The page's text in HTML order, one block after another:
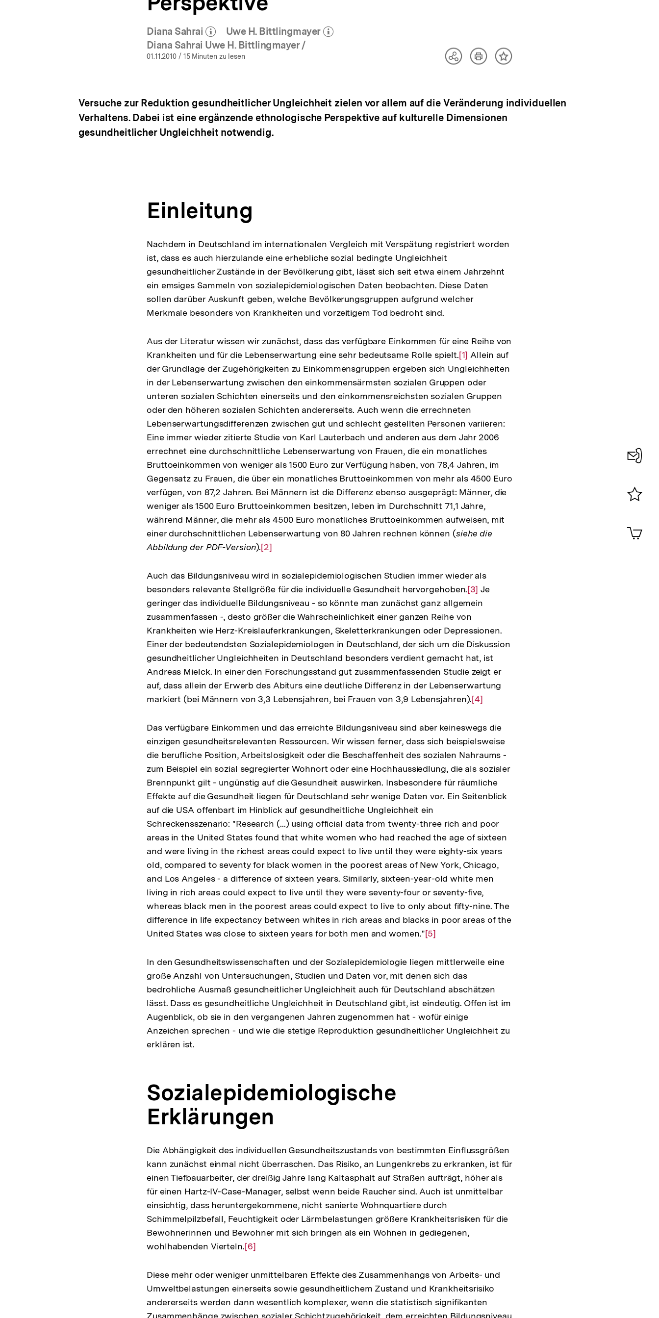
Diana Sahrai
(Mehr zum Autor)
öffnen
Uwe H. Bittlingmayer
(Mehr zum Autor)
Diana Sahrai Uwe H. Bittlingmayer /
01.11.2010 / 15 Minuten zu lesen
TeilenArtikelInhalt
Versuche zur Reduktion gesundheitlicher Ungleichheit zielen vor allem auf die Veränderung individuellen
Verhaltens. Dabei ist eine ergänzende ethnologische Perspektive auf kulturelle Dimensionen
gesundheitlicher Ungleichheit notwendig.
Einleitung
Nachdem in Deutschland im internationalen Vergleich mit Verspätung registriert worden
ist, dass es auch hierzulande eine erhebliche sozial bedingte Ungleichheit
gesundheitlicher Zustände in der Bevölkerung gibt, lässt sich seit etwa einem Jahrzehnt
ein emsiges Sammeln von sozialepidemiologischen Daten beobachten. Diese Daten
sollen darüber Auskunft geben, welche Bevölkerungsgruppen aufgrund welcher
Merkmale besonders von Krankheiten und vorzeitigem Tod bedroht sind.
Aus der Literatur wissen wir zunächst, dass das verfügbare Einkommen für eine Reihe von
Krankheiten und für die Lebenserwartung eine sehr bedeutsame Rolle spielt.Zur
Auflösung
der
Fußnote
[1] Allein auf
der Grundlage der Zugehörigkeiten zu Einkommensgruppen ergeben sich Ungleichheiten
in der Lebenserwartung zwischen den einkommensärmsten sozialen Gruppen oder
unteren sozialen Schichten einerseits und den einkommensreichsten sozialen Gruppen
oder den höheren sozialen Schichten andererseits. Auch wenn die errechneten
Lebenserwartungsdifferenzen zwischen gut und schlecht gestellten Personen variieren:
Eine immer wieder zitierte Studie von Karl Lauterbach und anderen aus dem Jahr 2006
errechnet eine durchschnittliche Lebenserwartung von Frauen, die ein monatliches
Bruttoeinkommen von weniger als 1500 Euro zur Verfügung haben, von 78,4 Jahren, im
Gegensatz zu Frauen, die über ein monatliches Bruttoeinkommen von mehr als 4500 Euro
verfügen, von 87,2 Jahren. Bei Männern ist die Differenz ebenso ausgeprägt: Männer, die
weniger als 1500 Euro Bruttoeinkommen besitzen, leben im Durchschnitt 71,1 Jahre,
während Männer, die mehr als 4500 Euro monatliches Bruttoeinkommen aufweisen, mit
einer durchschnittlichen Lebenserwartung von 80 Jahren rechnen können (siehe die
Abbildung der PDF-Version).Zur
der
Fußnote
[2]
Auch das Bildungsniveau wird in sozialepidemiologischen Studien immer wieder als
besonders relevante Stellgröße für die individuelle Gesundheit hervorgehoben.Zur
Auflösung
der
Fußnote
[3] Je
geringer das individuelle Bildungsniveau - so könnte man zunächst ganz allgemein
zusammenfassen -, desto größer die Wahrscheinlichkeit einer ganzen Reihe von
Krankheiten wie Herz-Kreislauferkrankungen, Skeletterkrankungen oder Depressionen.
Einer der bedeutendsten Sozialepidemiologen in Deutschland, der sich um die Diskussion
gesundheitlicher Ungleichheiten in Deutschland besonders verdient gemacht hat, ist
Andreas Mielck. In einer den Forschungsstand gut zusammenfassenden Studie zeigt er
auf, dass allein der Erwerb des Abiturs eine deutliche Differenz in der Lebenserwartung
markiert (bei Männern von 3,3 Lebensjahren, bei Frauen von 3,9 Lebensjahren).Zur
der
Fußnote
[4]
Das verfügbare Einkommen und das erreichte Bildungsniveau sind aber keineswegs die
einzigen gesundheitsrelevanten Ressourcen. Wir wissen ferner, dass sich beispielsweise
die berufliche Position, Arbeitslosigkeit oder die Beschaffenheit des sozialen Nahraums -
zum Beispiel ein sozial segregierter Wohnort oder eine Hochhaussiedlung, die als sozialer
Brennpunkt gilt - ungünstig auf die Gesundheit auswirken. Insbesondere für räumliche
Effekte auf die Gesundheit liegen für Deutschland sehr wenige Daten vor. Ein Seitenblick
auf die USA offenbart im Hinblick auf gesundheitliche Ungleichheit ein
Schreckensszenario: "Research (...) using official data from twenty-three rich and poor
areas in the United States found that white women who had reached the age of sixteen
and were living in the richest areas could expect to live until they were eighty-six years
old, compared to seventy for black women in the poorest areas of New York, Chicago,
and Los Angeles - a difference of sixteen years. Similarly, sixteen-year-old white men
living in rich areas could expect to live until they were seventy-four or seventy-five,
whereas black men in the poorest areas could expect to live to only about fifty-nine. The
difference in life expectancy between whites in rich areas and blacks in poor areas of the
United States was close to sixteen years for both men and women."Zur
der
Fußnote
[5]
In den Gesundheitswissenschaften und der Sozialepidemiologie liegen mittlerweile eine
große Anzahl von Untersuchungen, Studien und Daten vor, mit denen sich das
bedrohliche Ausmaß gesundheitlicher Ungleichheit auch für Deutschland abschätzen
lässt. Dass es gesundheitliche Ungleichheit in Deutschland gibt, ist eindeutig. Offen ist im
Augenblick, ob sie in den vergangenen Jahren zugenommen hat - wofür einige
Anzeichen sprechen - und wie die stetige Reproduktion gesundheitlicher Ungleichheit zu
erklären ist.
Sozialepidemiologische
Erklärungen
Die Abhängigkeit des individuellen Gesundheitszustands von bestimmten Einflussgrößen
kann zunächst einmal nicht überraschen. Das Risiko, an Lungenkrebs zu erkranken, ist für
einen Tiefbauarbeiter, der dreißig Jahre lang Kaltasphalt auf Straßen aufträgt, höher als
für einen Hartz-IV-Case-Manager, selbst wenn beide Raucher sind. Auch ist unmittelbar
einsichtig, dass heruntergekommene, nicht sanierte Wohnquartiere durch
Schimmelpilzbefall, Feuchtigkeit oder Lärmbelastungen größere Krankheitsrisiken für die
Bewohnerinnen und Bewohner mit sich bringen als ein Wohnen in gediegenen,
wohlhabenden Vierteln.Zur
der
Fußnote
[6]
Diese mehr oder weniger unmittelbaren Effekte des Zusammenhangs von Arbeits- und
Umweltbelastungen einerseits sowie gesundheitlichem Zustand und Krankheitsrisiko
andererseits werden dann wesentlich komplexer, wenn die statistisch signifikanten